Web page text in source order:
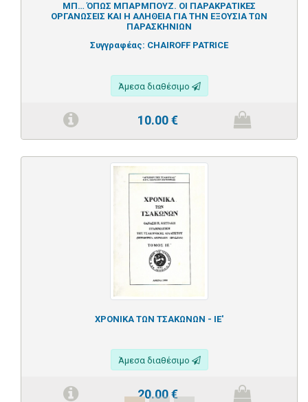
ΜΠ… ΌΠΩΣ ΜΠΑΡΜΠΟΥΖ. ΟΙ ΠΑΡΑΚΡΑΤΙΚΕΣ
ΟΡΓΑΝΩΣΕΙΣ ΚΑΙ Η ΑΛΗΘΕΙΑ ΓΙΑ ΤΗΝ ΕΞΟΥΣΙΑ ΤΩΝ
ΠΑΡΑΣΚΗΝΙΩΝ
Συγγραφέας: CHAIROFF PATRICE
Άμεσα διαθέσιμο
10.00€
ΧΡΟΝΙΚΑ ΤΩΝ ΤΣΑΚΩΝΩΝ - ΙΕ'
Άμεσα διαθέσιμο
20.00€